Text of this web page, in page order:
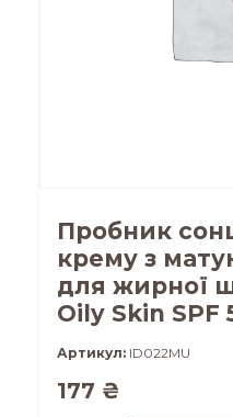
Пробник
крему з
для жирної
Oily Skin SPF
Артикул: ID022MU
177 ₴